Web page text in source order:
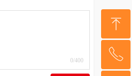
0/400
ꁸ
回到顶部
ꂅ